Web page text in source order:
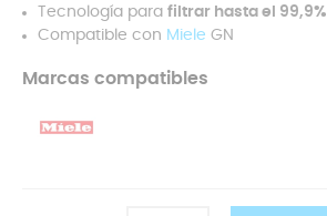
Tecnología para filtrar hasta el 99,9%
Compatible con Miele GN
Marcas compatibles